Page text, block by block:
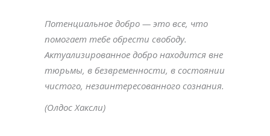
Потенциальное добро — это все, что
помогает тебе обрести свободу.
Актуализированное добро находится вне
тюрьмы, в безвременности, в состоянии
чистого, незаинтересованного сознания.
(Олдос Хаксли)